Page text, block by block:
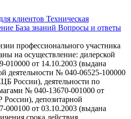
клиентов Техническая
База знаний Вопросы и ответы
профессионального участника
на осуществление: дилерской
010000 от 14.10.2003 (выдана
деятельности № 040-06525-100000
России), деятельности по
№ 040-13670-001000 от
депозитарной
000100 от 03.10.2003 (выдана
срока действия.